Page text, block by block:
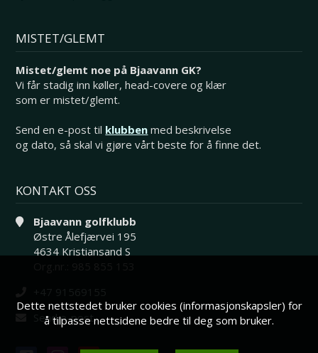
MISTET/GLEMT
Mistet/glemt noe på Bjaavann GK?
Vi får stadig inn køller, head-covere og klær
som er mistet/glemt.
Send en e-post til klubben med beskrivelse
og dato, så skal vi gjøre vårt beste for å finne det.
KONTAKT OSS
Bjaavann golfklubb
Østre Ålefjærvei 195
4634 Kristiansand S
Send e-post
Dette nettstedet bruker cookies (informasjonskapsler) for
å tilpasse nettsidene bedre til deg som bruker.